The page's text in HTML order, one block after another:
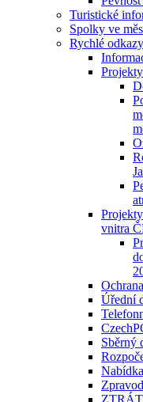
Turistické
Spolky ve
Rychlé odkazy
vnitra
Úřední
Sběrný